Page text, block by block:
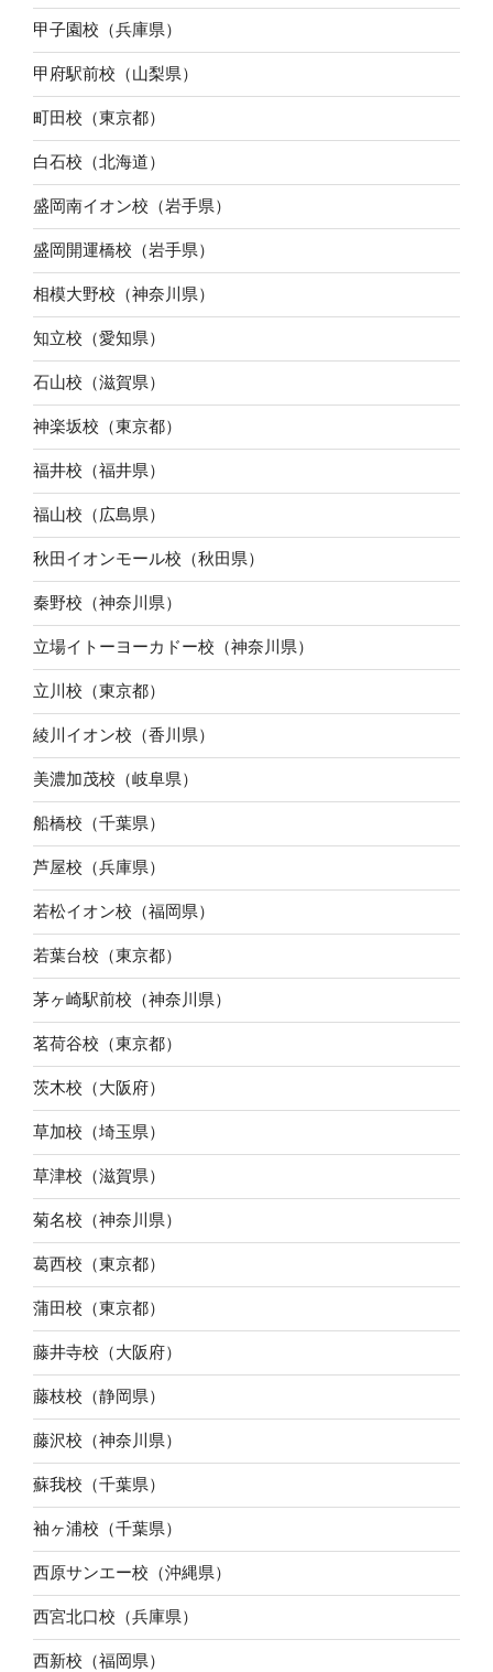
甲子園校（兵庫県）
甲府駅前校（山梨県）
町田校（東京都）
白石校（北海道）
盛岡南イオン校（岩手県）
盛岡開運橋校（岩手県）
相模大野校（神奈川県）
知立校（愛知県）
石山校（滋賀県）
神楽坂校（東京都）
福井校（福井県）
福山校（広島県）
秋田イオンモール校（秋田県）
秦野校（神奈川県）
立場イトーヨーカドー校（神奈川県）
立川校（東京都）
綾川イオン校（香川県）
美濃加茂校（岐阜県）
船橋校（千葉県）
芦屋校（兵庫県）
若松イオン校（福岡県）
若葉台校（東京都）
茅ヶ崎駅前校（神奈川県）
茗荷谷校（東京都）
茨木校（大阪府）
草加校（埼玉県）
草津校（滋賀県）
菊名校（神奈川県）
葛西校（東京都）
蒲田校（東京都）
藤井寺校（大阪府）
藤枝校（静岡県）
藤沢校（神奈川県）
蘇我校（千葉県）
袖ヶ浦校（千葉県）
西原サンエー校（沖縄県）
西宮北口校（兵庫県）
西新校（福岡県）